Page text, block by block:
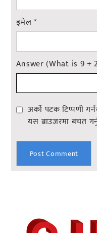
इमेल*
Answer (What is 9 +
अर्को पटक टिप्पणी
यस ब्राउजरमा बचत